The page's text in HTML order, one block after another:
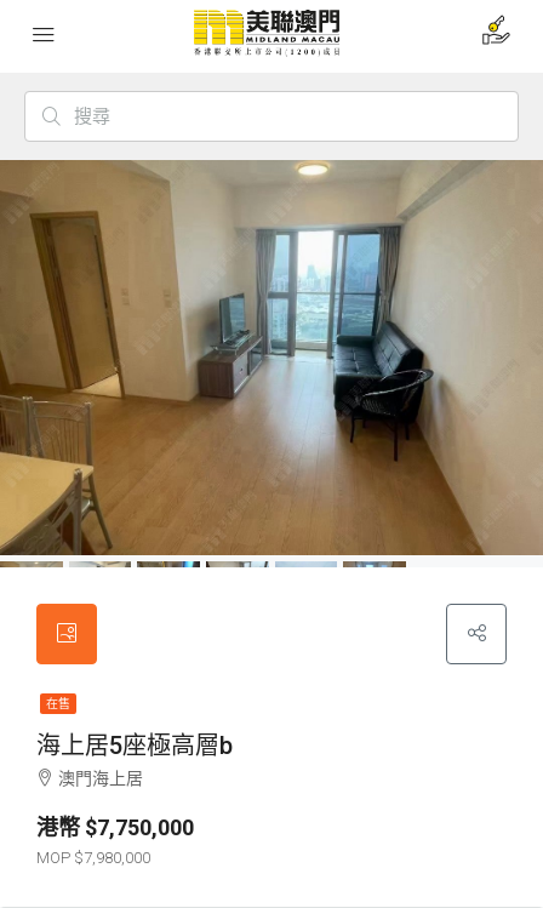
在售
海上居5座極高層b
澳門海上居
$7,750,000
$7,980,000